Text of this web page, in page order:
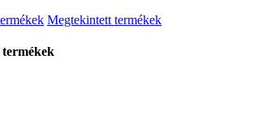
Megtekintett termékek